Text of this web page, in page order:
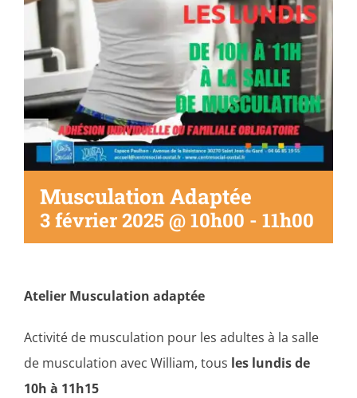
Musculation Adaptée
3 février 2025 @ 10h00 - 11h00
Atelier Musculation adaptée
Activité de musculation pour les adultes à la salle
de musculation avec William, tous les lundis de
10h à 11h15